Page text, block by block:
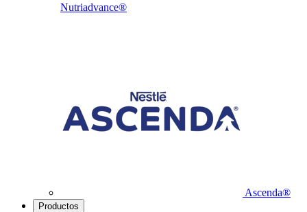
Nutriadvance®
Ascenda®
Productos